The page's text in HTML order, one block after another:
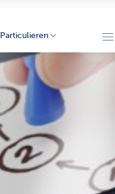
Particulieren